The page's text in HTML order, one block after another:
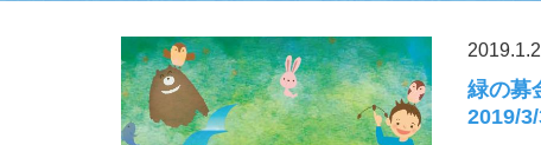
緑の募
2019/